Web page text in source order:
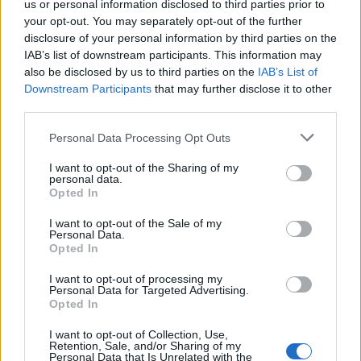
us or personal information disclosed to third parties prior to
your opt-out. You may separately opt-out of the further
disclosure of your personal information by third parties on the
IAB’s list of downstream participants. This information may
also be disclosed by us to third parties on the IAB’s List of
Downstream Participants that may further disclose it to other
Personal Data Processing Opt Outs
I want to opt-out of the Sharing of my
personal data.
Opted In
I want to opt-out of the Sale of my
Personal Data.
Opted In
I want to opt-out of processing my
Personal Data for Targeted Advertising.
Opted In
I want to opt-out of Collection, Use,
Retention, Sale, and/or Sharing of my
Personal Data that Is Unrelated with the
ξεναγήσεις στην έκθεση του Αλέξανδρου Ψυχούλη
13:41
Βρετανία: Επεισόδια σε διαδήλωση κατά των
μεταναστών
Ηράκλειο: Οι παραστάσεις στα Κηποθέατρα τη Δευτέρα
Νέο πρόστιμο $567 εκατ. στη Meta για βλάβες στην
ψυχική υγεία των παιδιών
μέσα στην τουριστική περίοδο
Συνελήφθη πρώην κυβερνήτης στο Μεξικό για την
εξαφάνιση 43 φοιτητών πριν από 12 χρόνια